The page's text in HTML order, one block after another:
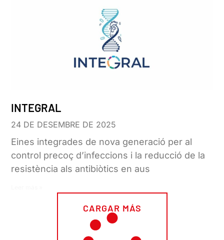
INTEGRAL
24 DE DESEMBRE DE 2025
Eines integrades de nova generació per al
control precoç d’infeccions i la reducció de la
resistència als antibiòtics en aus
CARGAR MÁS